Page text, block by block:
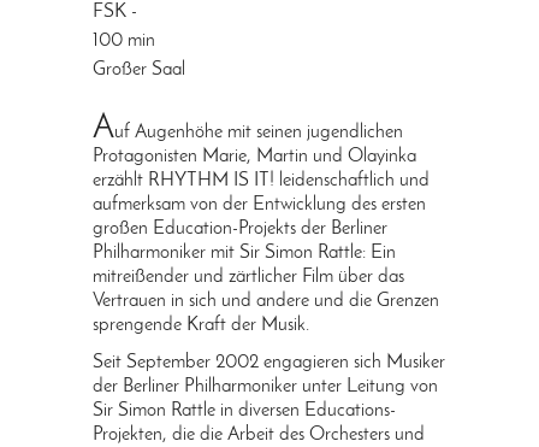
FSK -
100 min
Großer Saal
Auf Augenhöhe mit seinen jugendlichen
Protagonisten Marie, Martin und Olayinka
erzählt RHYTHM IS IT! leidenschaftlich und
aufmerksam von der Entwicklung des ersten
großen Education-Projekts der Berliner
Philharmoniker mit Sir Simon Rattle: Ein
mitreißender und zärtlicher Film über das
Vertrauen in sich und andere und die Grenzen
sprengende Kraft der Musik.
Seit September 2002 engagieren sich Musiker
der Berliner Philharmoniker unter Leitung von
Sir Simon Rattle in diversen Educations-
Projekten, die die Arbeit des Orchesters und